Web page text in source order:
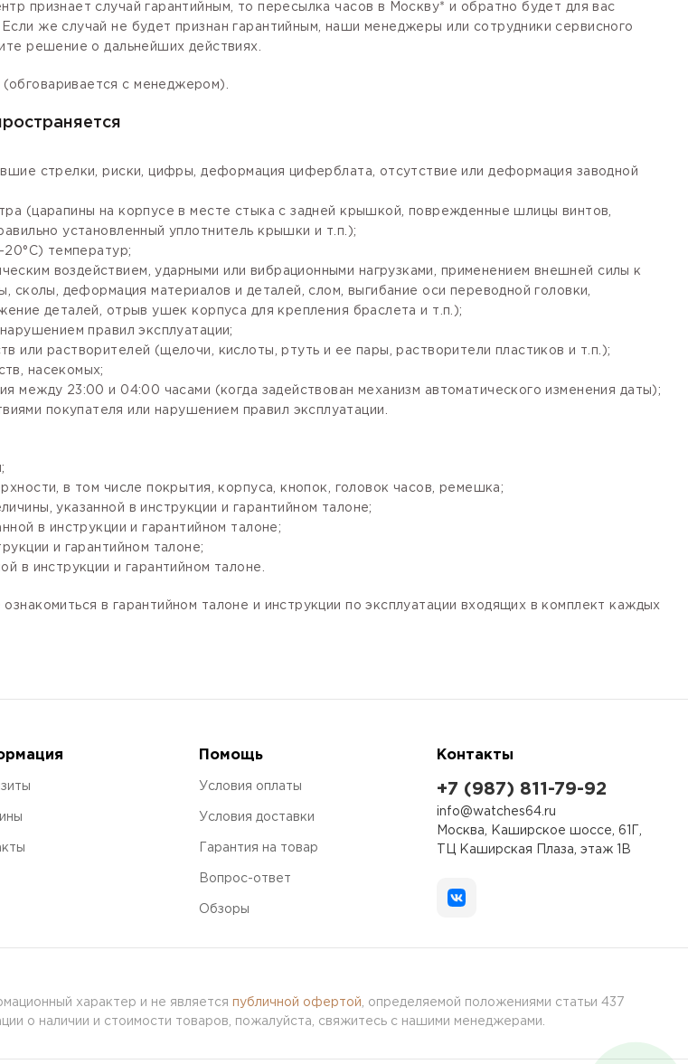
признает случай гарантийным, то пересылка часов в Москву* и обратно будет для вас
же случай не будет признан гарантийным, наши менеджеры или сотрудники сервисного
решение о дальнейших действиях.
с менеджером).
стрелки, риски, цифры, деформация циферблата, отсутствие или деформация заводной
(царапины на корпусе в месте стыка с задней крышкой, поврежденные шлицы винтов,
установленный уплотнитель крышки и т.п.);
20°С) температур;
воздействием, ударными или вибрационными нагрузками, применением внешней силы к
деформация материалов и деталей, слом, выгибание оси переводной головки,
деталей, отрыв ушек корпуса для крепления браслета и т.п.);
правил эксплуатации;
или растворителей (щелочи, кислоты, ртуть и ее пары, растворители пластиков и т.п.);
насекомых;
между 23:00 и 04:00 часами (когда задействован механизм автоматического изменения даты);
покупателя или нарушением правил эксплуатации.
в том числе покрытия, корпуса, кнопок, головок часов, ремешка;
указанной в инструкции и гарантийном талоне;
в инструкции и гарантийном талоне;
и гарантийном талоне;
в инструкции и гарантийном талоне.
в гарантийном талоне и инструкции по эксплуатации входящих в комплект каждых
Помощь
Условия оплаты
Условия доставки
Гарантия на товар
Вопрос-ответ
Обзоры
Контакты
+7 (987) 811-79-92
info@watches64.ru
Москва, Каширское шоссе, 61Г,
ТЦ Каширская Плаза, этаж 1В
характер и не является публичной офертой , определяемой положениями статьи 437
о наличии и стоимости товаров, пожалуйста, свяжитесь с нашими менеджерами.